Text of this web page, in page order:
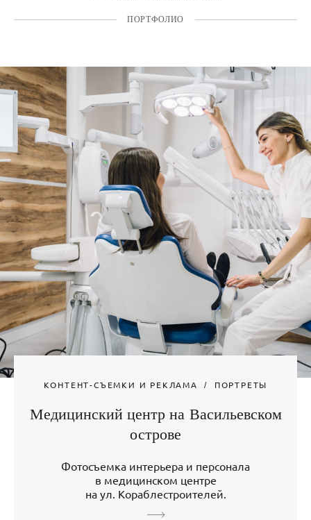
ПОРТФОЛИО
КОНТЕНТ-СЪЕМКИ И РЕКЛАМА ПОРТРЕТЫ
Медицинский центр на Васильевском
острове
Фотосъемка интерьера и персонала
в медицинском центре
на ул. Кораблестроителей.